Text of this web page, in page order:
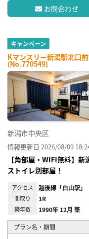
お問合わせ
キャンペーン
Kマンスリー新潟駅北口
(No.770549)
新潟市中央区
情報更新日 2026/08/09
【角部屋・WIFI無料】
ストイレ別部屋！
アクセス 越後線「白山駅」
間取り 1R
築年数 1990年 12月 築
プラン名・期間